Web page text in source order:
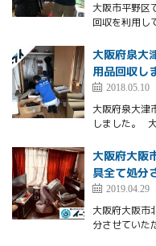
大阪市平野区
回収を利用
大阪府泉大
用品回収し
2018.05.10
大阪府泉大津
しました。
大阪府大阪
具全て処分
2019.04.29
大阪府大阪市
分させてい